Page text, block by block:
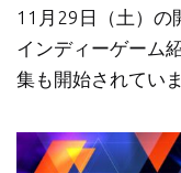
11月29日（土）の
インディーゲーム
集も開始されていま